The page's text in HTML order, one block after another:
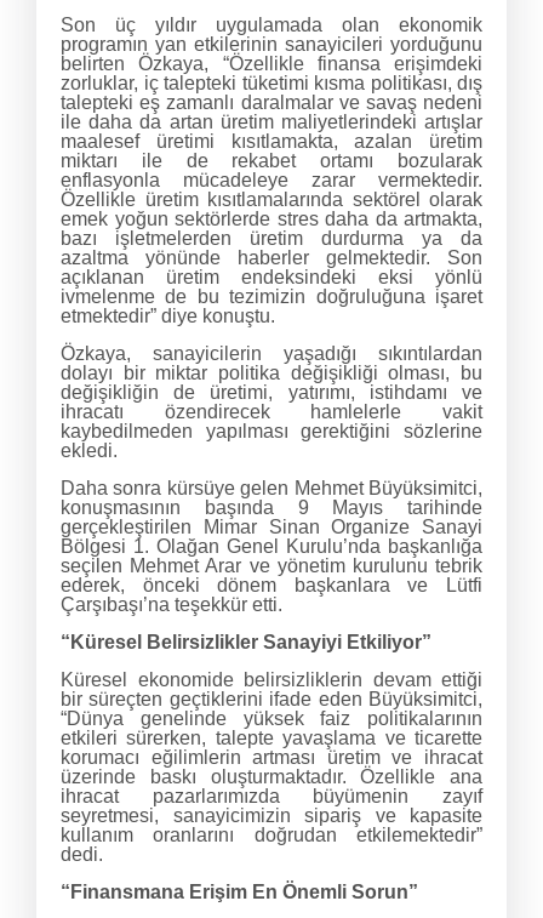
Son üç yıldır uygulamada olan ekonomik
programın yan etkilerinin sanayicileri yorduğunu
belirten Özkaya, “Özellikle finansa erişimdeki
zorluklar, iç talepteki tüketimi kısma politikası, dış
talepteki eş zamanlı daralmalar ve savaş nedeni
ile daha da artan üretim maliyetlerindeki artışlar
maalesef üretimi kısıtlamakta, azalan üretim
miktarı ile de rekabet ortamı bozularak
enflasyonla mücadeleye zarar vermektedir.
Özellikle üretim kısıtlamalarında sektörel olarak
emek yoğun sektörlerde stres daha da artmakta,
bazı işletmelerden üretim durdurma ya da
azaltma yönünde haberler gelmektedir. Son
açıklanan üretim endeksindeki eksi yönlü
ivmelenme de bu tezimizin doğruluğuna işaret
etmektedir” diye konuştu.
Özkaya, sanayicilerin yaşadığı sıkıntılardan
dolayı bir miktar politika değişikliği olması, bu
değişikliğin de üretimi, yatırımı, istihdamı ve
ihracatı özendirecek hamlelerle vakit
kaybedilmeden yapılması gerektiğini sözlerine
ekledi.
Daha sonra kürsüye gelen Mehmet Büyüksimitci,
konuşmasının başında 9 Mayıs tarihinde
gerçekleştirilen Mimar Sinan Organize Sanayi
Bölgesi 1. Olağan Genel Kurulu’nda başkanlığa
seçilen Mehmet Arar ve yönetim kurulunu tebrik
ederek, önceki dönem başkanlara ve Lütfi
Çarşıbaşı’na teşekkür etti.
“Küresel Belirsizlikler Sanayiyi Etkiliyor”
Küresel ekonomide belirsizliklerin devam ettiği
bir süreçten geçtiklerini ifade eden Büyüksimitci,
“Dünya genelinde yüksek faiz politikalarının
etkileri sürerken, talepte yavaşlama ve ticarette
korumacı eğilimlerin artması üretim ve ihracat
üzerinde baskı oluşturmaktadır. Özellikle ana
ihracat pazarlarımızda büyümenin zayıf
seyretmesi, sanayicimizin sipariş ve kapasite
kullanım oranlarını doğrudan etkilemektedir”
dedi.
“Finansmana Erişim En Önemli Sorun”